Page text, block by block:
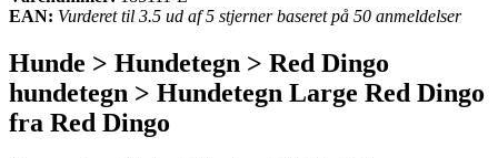
EAN: Vurderet til 3.5 ud af 5 stjerner baseret på 50 anmeldelser
Hunde > Hundetegn > Red Dingo
hundetegn > Hundetegn Large Red Dingo
fra Red Dingo